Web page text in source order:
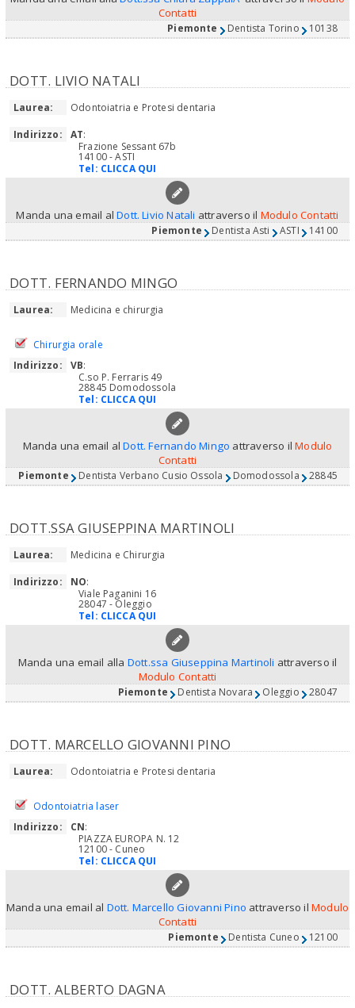
Contatti
Piemonte Dentista Torino 10138
DOTT. LIVIO NATALI
Laurea:
Odontoiatria e Protesi dentaria
Indirizzo:
AT:
Frazione Sessant 67b
14100 - ASTI
Tel: CLICCA QUI
Manda una email alDott. Livio Natali attraverso il Modulo Contatti
Piemonte Dentista Asti ASTI 14100
DOTT. FERNANDO MINGO
Laurea: Medicina e chirurgia
Chirurgia orale
Indirizzo:
VB:
C.so P. Ferraris 49
28845 Domodossola
Tel: CLICCA QUI
Manda una email alDott. Fernando Mingo attraverso ilModulo
Contatti
Piemonte Dentista Verbano Cusio Ossola Domodossola 28845
DOTT.SSA GIUSEPPINA MARTINOLI
Laurea:
Medicina e Chirurgia
Indirizzo:
NO:
Viale Paganini 16
28047 - Oleggio
Tel: CLICCA QUI
Manda una email alla Dott.ssa Giuseppina Martinoli attraverso il
Modulo Contatti
Piemonte Dentista Novara Oleggio 28047
DOTT. MARCELLO GIOVANNI PINO
Laurea: Odontoiatria e Protesi dentaria
Odontoiatria laser
Indirizzo:
CN:
PIAZZA EUROPA N. 12
12100 - Cuneo
Tel: CLICCA QUI
Manda una email al Dott. Marcello Giovanni Pino attraverso ilModulo
Contatti
Piemonte Dentista Cuneo 12100
DOTT. ALBERTO DAGNA